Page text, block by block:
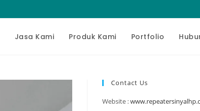
Jasa Kami Produk Kami Portfolio
Contact Us
Website :